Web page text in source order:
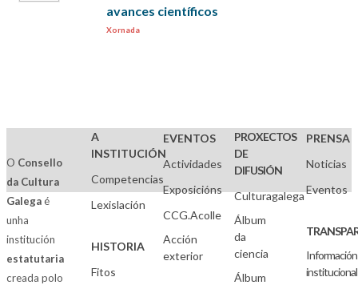
avances científicos
Xornada
O Consello
da Cultura
Galegaé
unha
institución
estatutaria
creada polo
A
INSTITUCIÓN
Competencias
Lexislación
HISTORIA
Fitos
EVENTOS
Actividades
Exposicións
CCG.Acolle
Acción
exterior
PROXECTOS
DE
DIFUSIÓN
Culturagalega
Álbum
da
ciencia
Álbum
PRENSA
Noticias
Eventos
Información
institucional